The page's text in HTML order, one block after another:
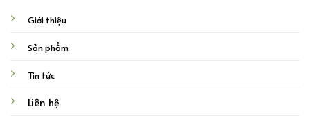
Giới thiệu
Sản phẩm
Tin tức
Liên hệ